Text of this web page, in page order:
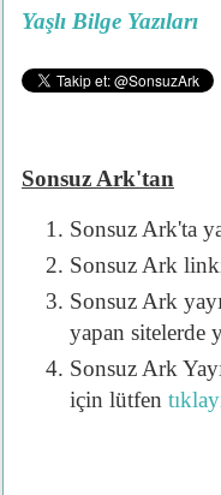
Yaşlı Bilge Yazıları
Sonsuz Ark'tan
Sonsuz Ark'ta
Sonsuz Ark
Sonsuz Ark
yapan sitelerde
Sonsuz Ark
için lütfen